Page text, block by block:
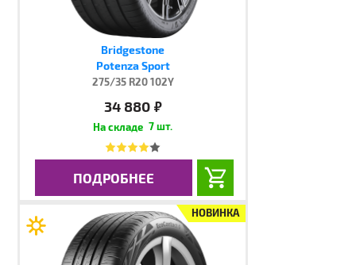
Bridgestone
Potenza Sport
275/35 R20 102Y
34 880 руб.
7 шт.
ПОДРОБНЕЕ
НОВИНКА